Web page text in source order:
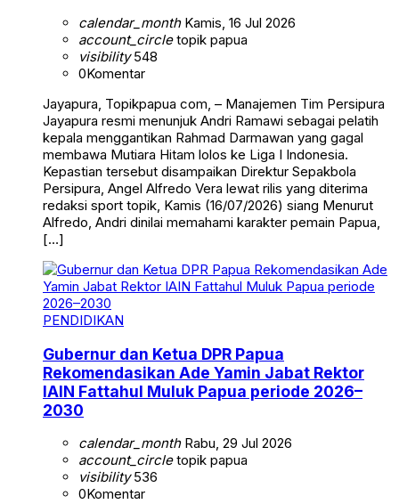
calendar_monthKamis, 16 Jul 2026
account_circletopik papua
visibility548
0Komentar
Jayapura, Topikpapua com, – Manajemen Tim Persipura
Jayapura resmi menunjuk Andri Ramawi sebagai pelatih
kepala menggantikan Rahmad Darmawan yang gagal
membawa Mutiara Hitam lolos ke Liga I Indonesia.
Kepastian tersebut disampaikan Direktur Sepakbola
Persipura, Angel Alfredo Vera lewat rilis yang diterima
redaksi sport topik, Kamis (16/07/2026) siang Menurut
Alfredo, Andri dinilai memahami karakter pemain Papua,
[…]
PENDIDIKAN
Gubernur dan Ketua DPR Papua
Rekomendasikan Ade Yamin Jabat Rektor
IAIN Fattahul Muluk Papua periode 2026–
2030
calendar_monthRabu, 29 Jul 2026
account_circletopik papua
visibility536
0Komentar